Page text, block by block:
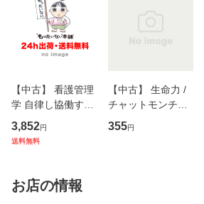
【中古】 看護管理
学 自律し協働する
専門職の看護マネ
ジメントスキル 改
恵 藤本幸三 / 南江
堂 [単行
3,852円
送料無料
【中古】 生命力 /
チャットモンチー /
キューンレコード
[CD]【メール便送
355円
お店の情報